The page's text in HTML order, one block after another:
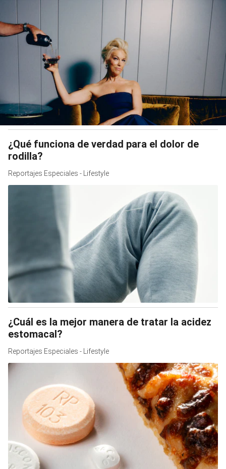
¿Qué funciona de verdad para el dolor de
rodilla?
Reportajes Especiales - Lifestyle
¿Cuál es la mejor manera de tratar la acidez
estomacal?
Reportajes Especiales - Lifestyle